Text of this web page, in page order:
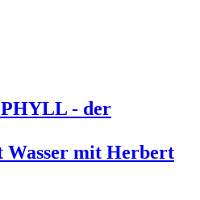
- der
Wasser mit Herbert